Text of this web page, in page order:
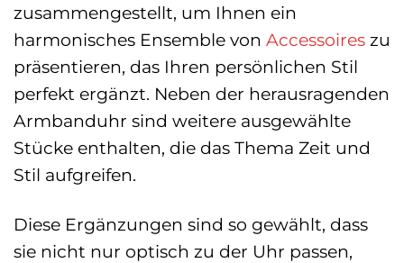
zusammengestellt, um Ihnen ein
harmonisches Ensemble von Accessoires zu
präsentieren, das Ihren persönlichen Stil
perfekt ergänzt. Neben der herausragenden
Armbanduhr sind weitere ausgewählte
Stücke enthalten, die das Thema Zeit und
Stil aufgreifen.
Diese Ergänzungen sind so gewählt, dass
sie nicht nur optisch zu der Uhr passen,